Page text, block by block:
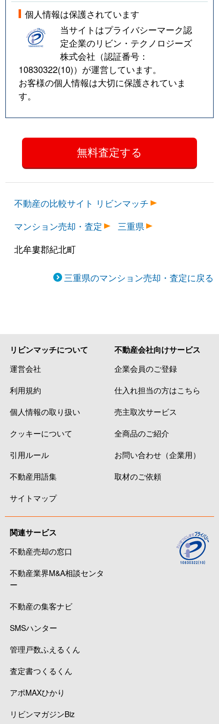
個人情報は保護されています
当サイトはプライバシーマーク認
定企業のリビン・テクノロジーズ
株式会社（認証番号：
10830322(10)）が運営しています。
お客様の個人情報は大切に保護されていま
す。
不動産の比較サイト リビンマッチ
マンション売却・査定
三重県
北牟婁郡紀北町
三重県のマンション売却・査定に戻る
リビンマッチについて
運営会社
利用規約
個人情報の取り扱い
クッキーについて
引用ルール
不動産用語集
サイトマップ
不動産会社向けサービス
企業会員のご登録
仕入れ担当の方はこちら
売主取次サービス
全商品のご紹介
お問い合わせ（企業用）
取材のご依頼
関連サービス
不動産売却の窓口
不動産業界M&A相談センタ
ー
不動産の集客ナビ
SMSハンター
管理戸数ふえるくん
査定書つくるくん
アポMAXひかり
リビンマガジンBiz